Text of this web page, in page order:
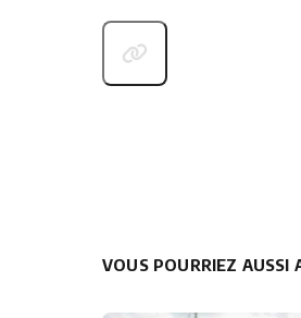
VOUS POURRIEZ AUSSI